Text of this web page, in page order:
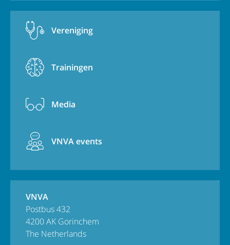
Vereniging
Trainingen
Media
VNVA events
VNVA
Postbus 432
4200 AK Gorinchem
The Netherlands